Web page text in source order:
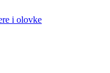
i olovke